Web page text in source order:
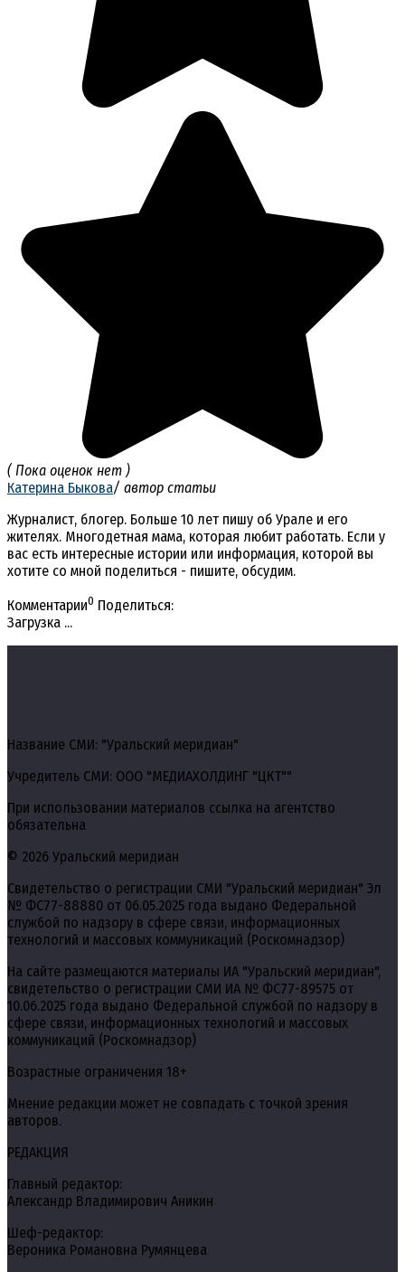
( Пока оценок нет )
Катерина Быкова/ автор статьи
Журналист, блогер. Больше 10 лет пишу об Урале и его
жителях. Многодетная мама, которая любит работать. Если у
вас есть интересные истории или информация, которой вы
хотите со мной поделиться - пишите, обсудим.
Комментарии0 Поделиться:
Загрузка ...
Название СМИ: "Уральский меридиан"
Учредитель СМИ: ООО "МЕДИАХОЛДИНГ "ЦКТ""
При использовании материалов ссылка на агентство
обязательна
© 2026 Уральский меридиан
Свидетельство о регистрации СМИ "Уральский меридиан" Эл
№ ФС77-88880 от 06.05.2025 года выдано Федеральной
службой по надзору в сфере связи, информационных
технологий и массовых коммуникаций (Роскомнадзор)
На сайте размещаются материалы ИА "Уральский меридиан",
свидетельство о регистрации СМИ ИА № ФС77-89575 от
10.06.2025 года выдано Федеральной службой по надзору в
сфере связи, информационных технологий и массовых
коммуникаций (Роскомнадзор)
Возрастные ограничения 18+
Мнение редакции может не совпадать с точкой зрения
авторов.
РЕДАКЦИЯ
Главный редактор:
Александр Владимирович Аникин
Шеф-редактор:
Вероника Романовна Румянцева